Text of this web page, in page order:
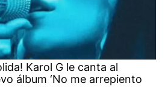
Karol G le canta al
álbum ‘No me arrepiento